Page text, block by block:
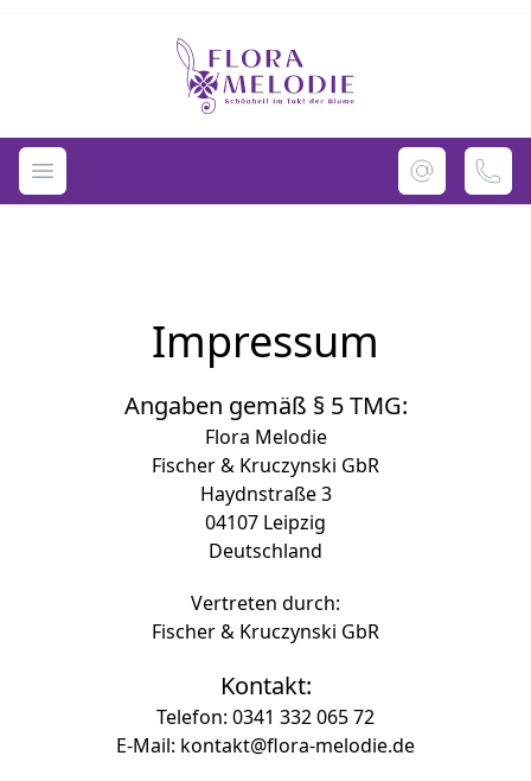
Flora Melodie - Unser Blumenladen im
Navigation öffnen
Impressum
Angaben gemäß § 5 TMG:
Flora Melodie
Fischer & Kruczynski GbR
Haydnstraße 3
04107 Leipzig
Deutschland
Vertreten durch:
Fischer & Kruczynski GbR
Kontakt:
Telefon: 0341 332 065 72
E-Mail: kontakt@flora-melodie.de